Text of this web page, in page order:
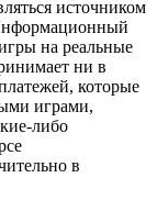
источником
на реальные
ни в
которые
играми,
либо
в